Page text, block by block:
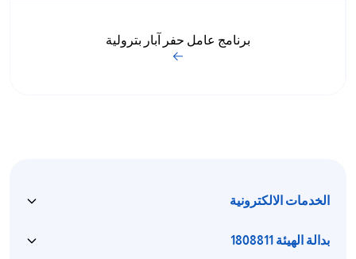
برنامج عامل حفر آبار بترولية
الخدمات الالكترونية
بدالة الهيئة 1808811